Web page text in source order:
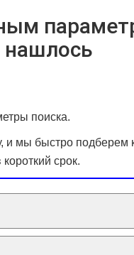
нашлось
поиска.
и мы быстро подберем
срок.